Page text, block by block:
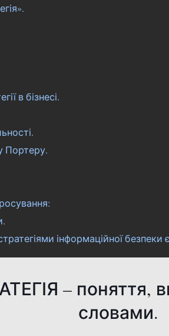
в бізнесі.
Портеру.
інформаційної безпеки
– поняття,
словами.